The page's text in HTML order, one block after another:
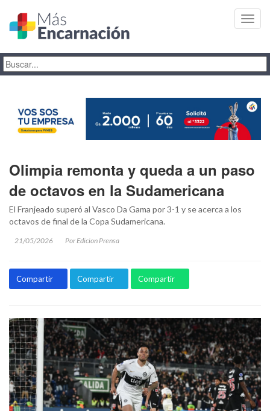
Olimpia remonta y queda a un paso
de octavos en la Sudamericana
El Franjeado superó al Vasco Da Gama por 3-1 y se acerca a los
octavos de final de la Copa Sudamericana.
21/05/2026 Por Edicion Prensa
Compartir Compartir Compartir